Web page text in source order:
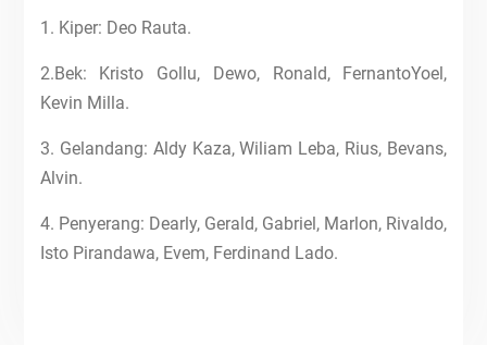
1. Kiper: Deo Rauta.
2.Bek: Kristo Gollu, Dewo, Ronald, FernantoYoel,
Kevin Milla.
3. Gelandang: Aldy Kaza, Wiliam Leba, Rius, Bevans,
Alvin.
4. Penyerang: Dearly, Gerald, Gabriel, Marlon, Rivaldo,
Isto Pirandawa, Evem, Ferdinand Lado.